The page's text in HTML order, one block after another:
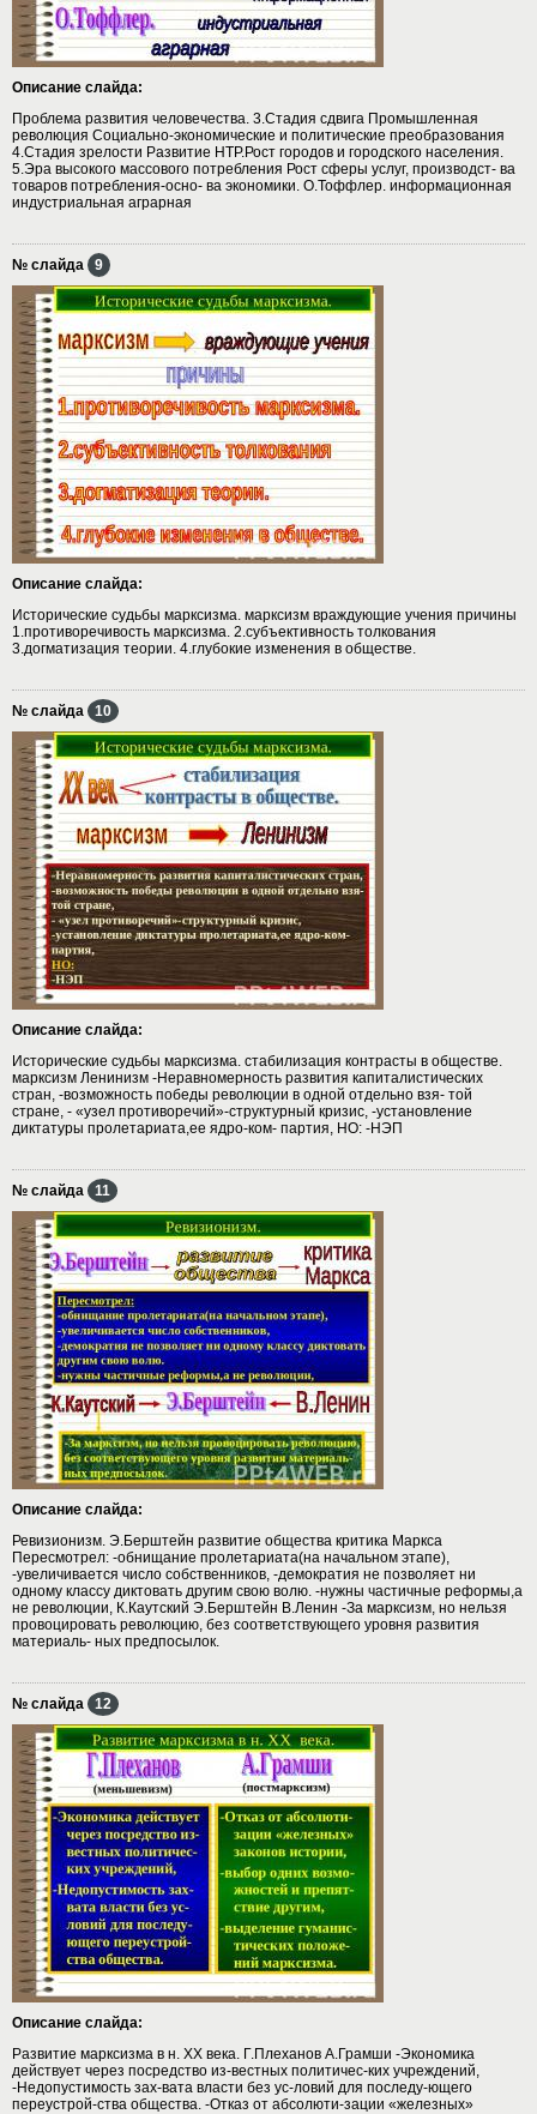
Описание слайда:
Проблема развития человечества. 3.Стадия сдвига Промышленная
революция Социально-экономические и политические преобразования
4.Стадия зрелости Развитие НТР.Рост городов и городского населения.
5.Эра высокого массового потребления Рост сферы услуг, производст- ва
товаров потребления-осно- ва экономики. О.Тоффлер. информационная
индустриальная аграрная
№ слайда 9
Описание слайда:
Исторические судьбы марксизма. марксизм враждующие учения причины
1.противоречивость марксизма. 2.субъективность толкования
3.догматизация теории. 4.глубокие изменения в обществе.
№ слайда 10
Описание слайда:
Исторические судьбы марксизма. стабилизация контрасты в обществе.
марксизм Ленинизм -Неравномерность развития капиталистических
стран, -возможность победы революции в одной отдельно взя- той
стране, - «узел противоречий»-структурный кризис, -установление
диктатуры пролетариата,ее ядро-ком- партия, НО: -НЭП
№ слайда 11
Описание слайда:
Ревизионизм. Э.Берштейн развитие общества критика Маркса
Пересмотрел: -обнищание пролетариата(на начальном этапе),
-увеличивается число собственников, -демократия не позволяет ни
одному классу диктовать другим свою волю. -нужны частичные реформы,а
не революции, К.Каутский Э.Берштейн В.Ленин -За марксизм, но нельзя
провоцировать революцию, без соответствующего уровня развития
материаль- ных предпосылок.
№ слайда 12
Описание слайда:
Развитие марксизма в н. XX века. Г.Плеханов А.Грамши -Экономика
действует через посредство из-вестных политичес-ких учреждений,
-Недопустимость зах-вата власти без ус-ловий для последу-ющего
переустрой-ства общества. -Отказ от абсолюти-зации «железных»